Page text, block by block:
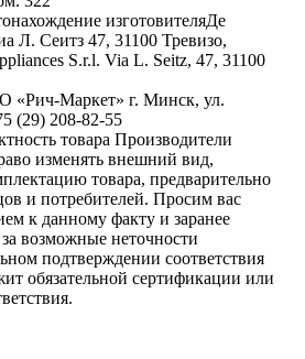
изготовителяДе
Л. Сеитз 47, 31100 Тревизо,
S.r.l. Via L. Seitz, 47, 31100
«Рич-Маркет» г. Минск, ул.
(29) 208-82-55
товара Производители
изменять внешний вид,
товара, предварительно
и потребителей. Просим вас
к данному факту и заранее
возможные неточности
подтверждении соответствия
обязательной сертификации или